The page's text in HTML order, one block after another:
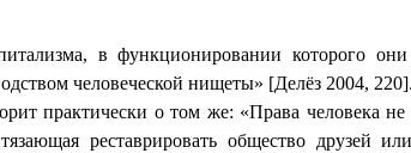
в функционировании которого
человеческой нищеты» [Делёз 2004,
практически о том же: «Права человека не
реставрировать общество друзей